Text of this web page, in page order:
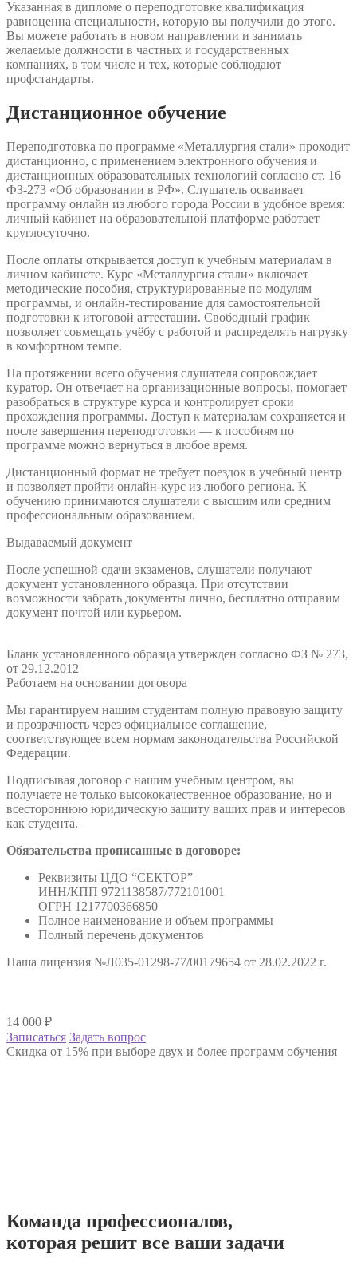
Указанная в дипломе о переподготовке квалификация
равноценна специальности, которую вы получили до этого.
Вы можете работать в новом направлении и занимать
желаемые должности в частных и государственных
компаниях, в том числе и тех, которые соблюдают
профстандарты.
Дистанционное обучение
Переподготовка по программе «Металлургия стали» проходит
дистанционно, с применением электронного обучения и
дистанционных образовательных технологий согласно ст. 16
ФЗ-273 «Об образовании в РФ». Слушатель осваивает
программу онлайн из любого города России в удобное время:
личный кабинет на образовательной платформе работает
круглосуточно.
После оплаты открывается доступ к учебным материалам в
личном кабинете. Курс «Металлургия стали» включает
методические пособия, структурированные по модулям
программы, и онлайн-тестирование для самостоятельной
подготовки к итоговой аттестации. Свободный график
позволяет совмещать учёбу с работой и распределять нагрузку
в комфортном темпе.
На протяжении всего обучения слушателя сопровождает
куратор. Он отвечает на организационные вопросы, помогает
разобраться в структуре курса и контролирует сроки
прохождения программы. Доступ к материалам сохраняется и
после завершения переподготовки — к пособиям по
программе можно вернуться в любое время.
Дистанционный формат не требует поездок в учебный центр
и позволяет пройти онлайн-курс из любого региона. К
обучению принимаются слушатели с высшим или средним
профессиональным образованием.
Выдаваемый документ
После успешной сдачи экзаменов, слушатели получают
документ установленного образца. При отсутствии
возможности забрать документы лично, бесплатно отправим
документ почтой или курьером.
Бланк установленного образца утвержден согласно ФЗ № 273,
от 29.12.2012
Работаем на основании договора
Мы гарантируем нашим студентам полную правовую защиту
и прозрачность через официальное соглашение,
соответствующее всем нормам законодательства Российской
Федерации.
Подписывая договор с нашим учебным центром, вы
получаете не только высококачественное образование, но и
всестороннюю юридическую защиту ваших прав и интересов
как студента.
Обязательства прописанные в договоре:
Реквизиты ЦДО “СЕКТОР”
ИНН/КПП 9721138587/772101001
ОГРН 1217700366850
Полное наименование и объем программы
Полный перечень документов
Наша лицензия №Л035-01298-77/00179654 от 28.02.2022 г.
14 000 ₽
Записаться Задать вопрос
Скидка от 15% при выборе двух и более программ обучения
Команда профессионалов,
которая решит все ваши задачи